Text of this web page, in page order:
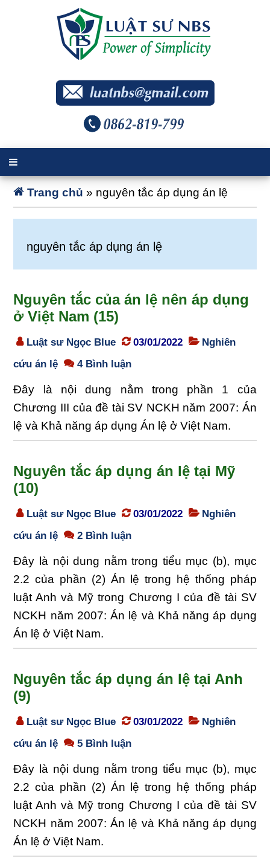
Trang chủ » nguyên tắc áp dụng án lệ
nguyên tắc áp dụng án lệ
Nguyên tắc của án lệ nên áp dụng
ở Việt Nam (15)
Luật sư Ngọc Blue 03/01/2022
Nghiên
cứu án lệ
4 Bình luận
Đây là nội dung nằm trong phần 1 của
Chương III của đề tài SV NCKH năm 2007: Án
lệ và Khả năng áp dụng Án lệ ở Việt Nam.
Nguyên tắc áp dụng án lệ tại Mỹ
(10)
Luật sư Ngọc Blue 03/01/2022
Nghiên
cứu án lệ
2 Bình luận
Đây là nội dung nằm trong tiểu mục (b), mục
2.2 của phần (2) Án lệ trong hệ thống pháp
luật Anh và Mỹ trong Chương I của đề tài SV
NCKH năm 2007: Án lệ và Khả năng áp dụng
Án lệ ở Việt Nam.
Nguyên tắc áp dụng án lệ tại Anh
(9)
Luật sư Ngọc Blue 03/01/2022
Nghiên
cứu án lệ
5 Bình luận
Đây là nội dung nằm trong tiểu mục (b), mục
2.2 của phần (2) Án lệ trong hệ thống pháp
luật Anh và Mỹ trong Chương I của đề tài SV
NCKH năm 2007: Án lệ và Khả năng áp dụng
Án lệ ở Việt Nam.